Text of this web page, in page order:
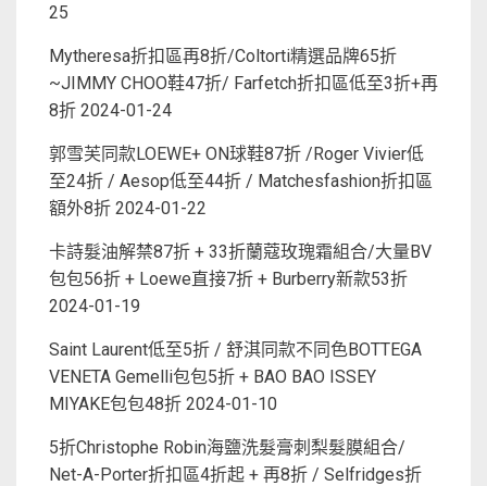
25
Mytheresa折扣區再8折/Coltorti精選品牌65折
~JIMMY CHOO鞋47折/ Farfetch折扣區低至3折+再
8折 2024-01-24
郭雪芙同款LOEWE+ ON球鞋87折 /Roger Vivier低
至24折 / Aesop低至44折 / Matchesfashion折扣區
額外8折 2024-01-22
卡詩髮油解禁87折 + 33折蘭蔻玫瑰霜組合/大量BV
包包56折 + Loewe直接7折 + Burberry新款53折
2024-01-19
Saint Laurent低至5折 / 舒淇同款不同色BOTTEGA
VENETA Gemelli包包5折 + BAO BAO ISSEY
MIYAKE包包48折 2024-01-10
5折Christophe Robin海鹽洗髮膏刺梨髮膜組合/
Net-A-Porter折扣區4折起 + 再8折 / Selfridges折